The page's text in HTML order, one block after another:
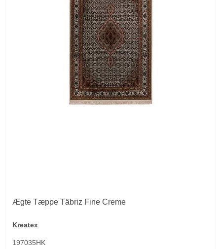
Ægte Tæppe Täbriz Fine Creme
Kreatex
197035HK